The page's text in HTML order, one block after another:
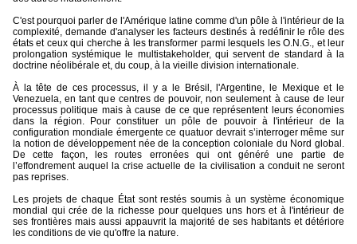
C'est pourquoi parler de l'Amérique latine comme d'un pôle à l'intérieur de la
complexité, demande d'analyser les facteurs destinés à redéfinir le rôle des
états et ceux qui cherche à les transformer parmi lesquels les O.N.G., et leur
prolongation systémique le multistakeholder, qui servent de standard à la
doctrine néolibérale et, du coup, à la vieille division internationale.
À la tête de ces processus, il y a le Brésil, l'Argentine, le Mexique et le
Venezuela, en tant que centres de pouvoir, non seulement à cause de leur
processus politique mais à cause de ce que représentent leurs économies
dans la région. Pour constituer un pôle de pouvoir à l'intérieur de la
configuration mondiale émergente ce quatuor devrait s’interroger même sur
la notion de développement née de la conception coloniale du Nord global.
De cette façon, les routes erronées qui ont généré une partie de
l’effondrement auquel la crise actuelle de la civilisation a conduit ne seront
pas reprises.
Les projets de chaque État sont restés soumis à un système économique
mondial qui crée de la richesse pour quelques uns hors et à l'intérieur de
ses frontières mais aussi appauvrit la majorité de ses habitants et détériore
les conditions de vie qu'offre la nature.